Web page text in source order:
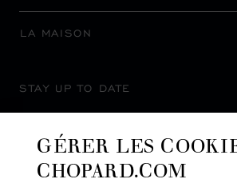
LA MAISON
STAY UP TO DATE
GÉRER LES
CHOPARD.COM